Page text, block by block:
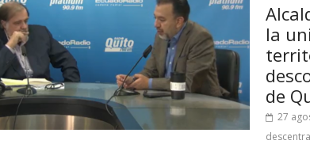
la
de
27